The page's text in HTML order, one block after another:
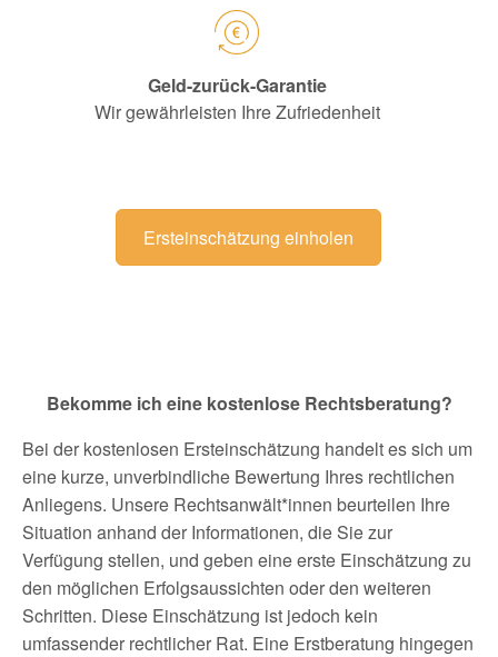
Geld-zurück-Garantie
Wir gewährleisten Ihre Zufriedenheit
Ersteinschätzung einholen
Bekomme ich eine kostenlose Rechtsberatung?
Bei der kostenlosen Ersteinschätzung handelt es sich um
eine kurze, unverbindliche Bewertung Ihres rechtlichen
Anliegens. Unsere Rechtsanwält*innen beurteilen Ihre
Situation anhand der Informationen, die Sie zur
Verfügung stellen, und geben eine erste Einschätzung zu
den möglichen Erfolgsaussichten oder den weiteren
Schritten. Diese Einschätzung ist jedoch kein
umfassender rechtlicher Rat. Eine Erstberatung hingegen